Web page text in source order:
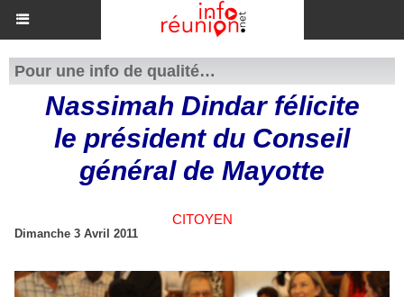
Pour une info de qualité…
Nassimah Dindar félicite
le président du Conseil
général de Mayotte
CITOYEN
Dimanche 3 Avril 2011